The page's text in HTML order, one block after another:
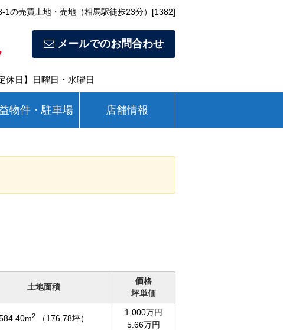
1の売買土地・売地（相馬駅徒歩23分）[1382]
メールでのお問合わせ
休日】日曜日・水曜日
物件・駐車場 店舗情報
土地面積
価格
坪単価
2 （176.78坪）
1,000万円
5.66万円